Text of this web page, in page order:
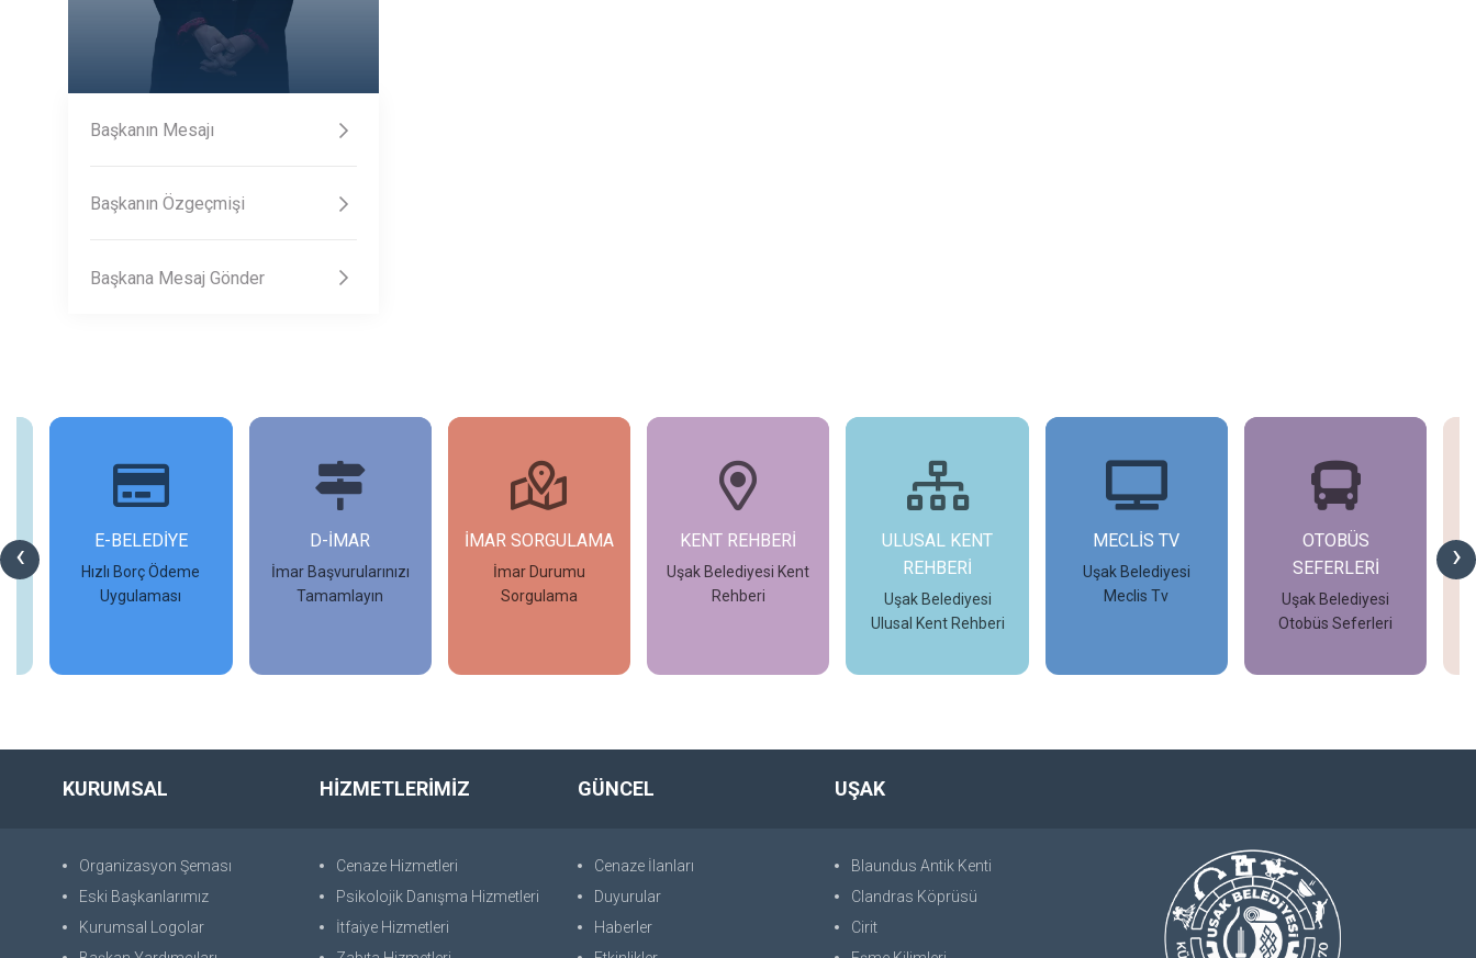
Başkanın Mesajı
Başkanın Özgeçmişi
Başkana Mesaj Gönder
‹ ›
E-BELEDİYE
Hızlı Borç Ödeme
Uygulaması
D-İMAR
İmar Başvurularınızı
Tamamlayın
İMAR SORGULAMA
İmar Durumu
Sorgulama
KENT REHBERİ
Uşak Belediyesi Kent
Rehberi
ULUSAL KENT
REHBERİ
Uşak Belediyesi
Ulusal Kent Rehberi
MECLİS TV
Uşak Belediyesi
Meclis Tv
OTOBÜS
SEFERLERİ
Uşak Belediyesi
Otobüs Seferleri
KURUMSAL
Organizasyon Şeması
Eski Başkanlarımız
Kurumsal Logolar
HİZMETLERİMİZ
Cenaze Hizmetleri
Psikolojik Danışma Hizmetleri
İtfaiye Hizmetleri
GÜNCEL
Cenaze İlanları
Duyurular
Haberler
UŞAK
Blaundus Antik Kenti
Clandras Köprüsü
Cirit